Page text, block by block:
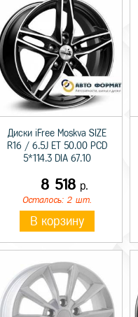
Диски iFree Moskva SIZE
R16 / 6.5J ET 50.00 PCD
5*114.3 DIA 67.10
8 518 р.
Осталось: 2 шт.
В корзину